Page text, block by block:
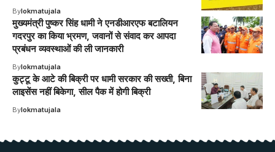
Bylokmatujala
मुख्यमंत्री पुष्कर सिंह धामी ने एनडीआरएफ बटालियन
गदरपुर का किया भ्रमण, जवानों से संवाद कर आपदा
प्रबंधन व्यवस्थाओं की ली जानकारी
Bylokmatujala
कुट्टू के आटे की बिक्री पर धामी सरकार की सख्ती, बिना
लाइसेंस नहीं बिकेगा, सील पैक में होगी बिक्री
Bylokmatujala